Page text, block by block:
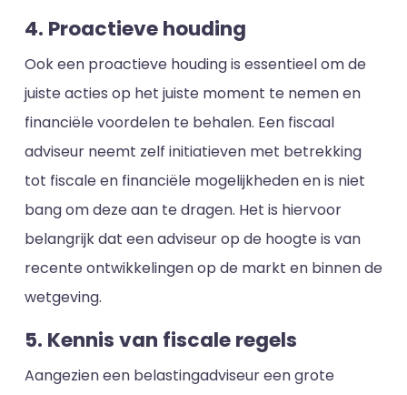
4. Proactieve houding
Ook een proactieve houding is essentieel om de
juiste acties op het juiste moment te nemen en
financiële voordelen te behalen. Een fiscaal
adviseur neemt zelf initiatieven met betrekking
tot fiscale en financiële mogelijkheden en is niet
bang om deze aan te dragen. Het is hiervoor
belangrijk dat een adviseur op de hoogte is van
recente ontwikkelingen op de markt en binnen de
wetgeving.
5. Kennis van fiscale regels
Aangezien een belastingadviseur een grote